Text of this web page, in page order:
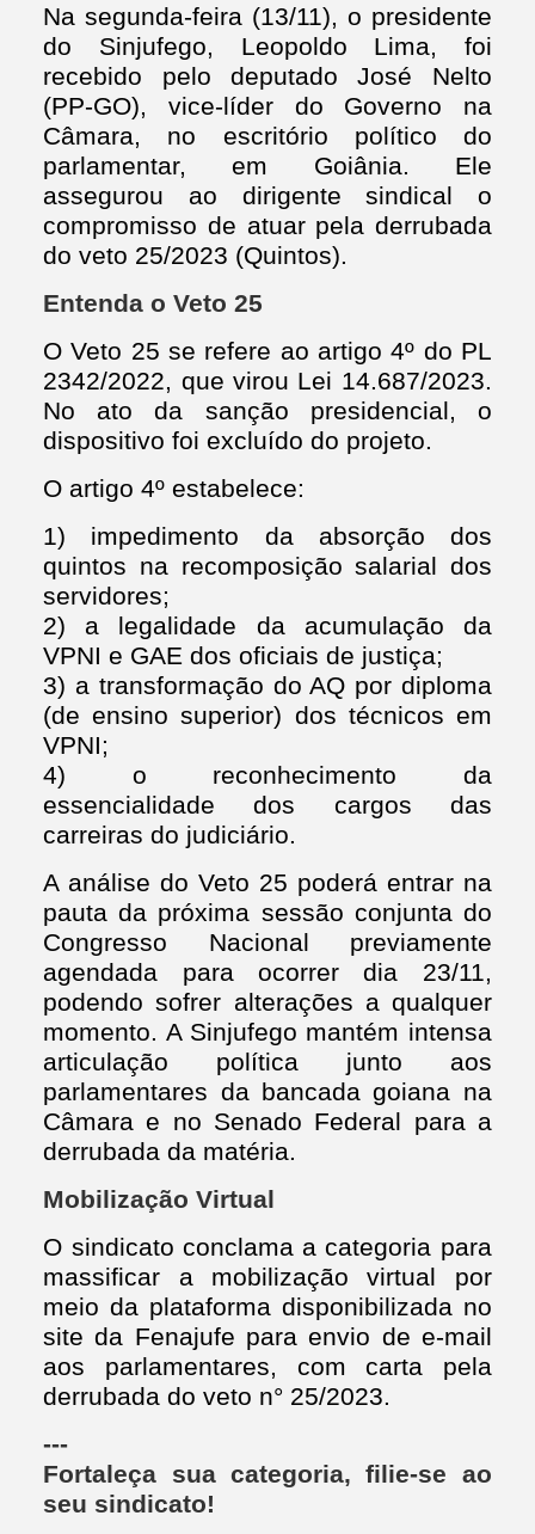
Na segunda-feira (13/11), o presidente
do Sinjufego, Leopoldo Lima, foi
recebido pelo deputado José Nelto
(PP-GO), vice-líder do Governo na
Câmara, no escritório político do
parlamentar, em Goiânia. Ele
assegurou ao dirigente sindical o
compromisso de atuar pela derrubada
do veto 25/2023 (Quintos).
Entenda o Veto 25
O Veto 25 se refere ao artigo 4º do PL
2342/2022, que virou Lei 14.687/2023.
No ato da sanção presidencial, o
dispositivo foi excluído do projeto.
O artigo 4º estabelece:
1) impedimento da absorção dos
quintos na recomposição salarial dos
servidores;
2) a legalidade da acumulação da
VPNI e GAE dos oficiais de justiça;
3) a transformação do AQ por diploma
(de ensino superior) dos técnicos em
VPNI;
4) o reconhecimento da
essencialidade dos cargos das
carreiras do judiciário.
A análise do Veto 25 poderá entrar na
pauta da próxima sessão conjunta do
Congresso Nacional previamente
agendada para ocorrer dia 23/11,
podendo sofrer alterações a qualquer
momento. A Sinjufego mantém intensa
articulação política junto aos
parlamentares da bancada goiana na
Câmara e no Senado Federal para a
derrubada da matéria.
Mobilização Virtual
O sindicato conclama a categoria para
massificar a mobilização virtual por
meio da plataforma disponibilizada no
site da Fenajufe para envio de e-mail
aos parlamentares, com carta pela
derrubada do veto n° 25/2023.
---
Fortaleça sua categoria, filie-se ao
seu sindicato!